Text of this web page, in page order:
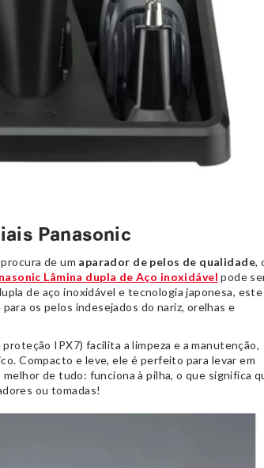
Panasonic
de um aparador de pelos de qualidade,
Lâmina dupla de Aço inoxidável pode
de aço inoxidável e tecnologia japonesa, este
os pelos indesejados do nariz, orelhas e
IPX7) facilita a limpeza e a manutenção,
Compacto e leve, ele é perfeito para levar em
melhor de tudo: funciona à pilha, o que significa
ou tomadas!